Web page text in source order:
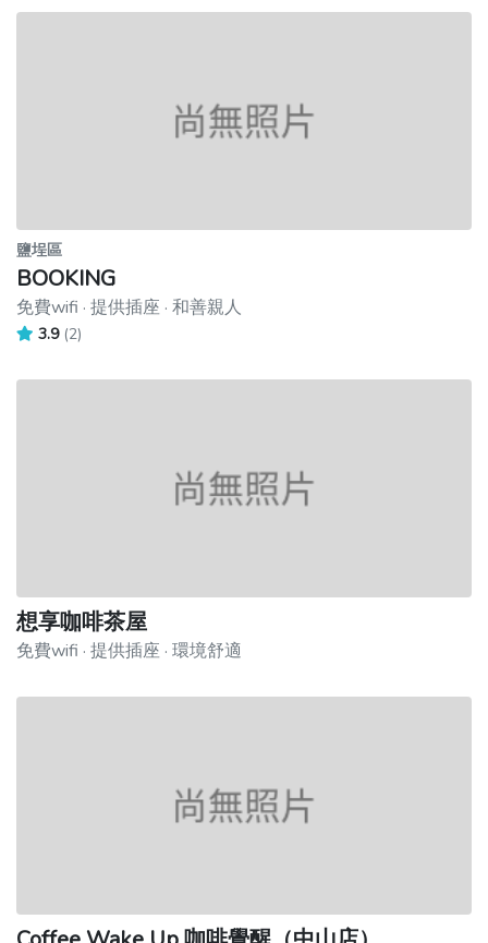
鹽埕區
BOOKING
免費wifi · 提供插座 · 和善親人
3.9 (2)
想享咖啡茶屋
免費wifi · 提供插座 · 環境舒適